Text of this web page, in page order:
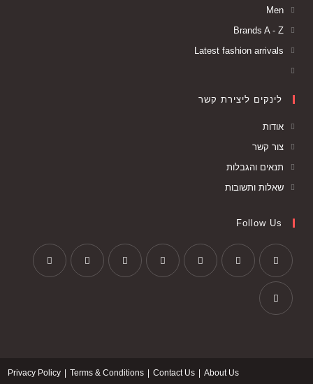
Men
Brands A - Z
Latest fashion arrivals
לינקים ליצירת קשר
אודות
צור קשר
תנאים והגבלות
שאלות ותשובות
Follow Us
About Us
Contact Us
Terms & Conditions
Privacy Policy